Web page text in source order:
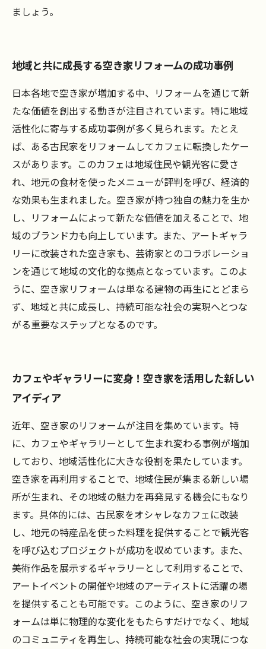
ましょう。
地域と共に成長する空き家リフォームの成功事例
日本各地で空き家が増加する中、リフォームを通じて新
たな価値を創出する動きが注目されています。特に地域
活性化に寄与する成功事例が多く見られます。たとえ
ば、ある古民家をリフォームしてカフェに転換したケー
スがあります。このカフェは地域住民や観光客に愛さ
れ、地元の食材を使ったメニューが評判を呼び、経済的
な効果も生まれました。空き家が持つ独自の魅力を生か
し、リフォームによって新たな価値を加えることで、地
域のブランド力も向上しています。また、アートギャラ
リーに改装された空き家も、芸術家とのコラボレーショ
ンを通じて地域の文化的な拠点となっています。このよ
うに、空き家リフォームは単なる建物の再生にとどまら
ず、地域と共に成長し、持続可能な社会の実現へとつな
がる重要なステップとなるのです。
カフェやギャラリーに変身！空き家を活用した新しい
アイディア
近年、空き家のリフォームが注目を集めています。特
に、カフェやギャラリーとして生まれ変わる事例が増加
しており、地域活性化に大きな役割を果たしています。
空き家を再利用することで、地域住民が集まる新しい場
所が生まれ、その地域の魅力を再発見する機会にもなり
ます。具体的には、古民家をオシャレなカフェに改装
し、地元の特産品を使った料理を提供することで観光客
を呼び込むプロジェクトが成功を収めています。また、
美術作品を展示するギャラリーとして利用することで、
アートイベントの開催や地域のアーティストに活躍の場
を提供することも可能です。このように、空き家のリフ
ォームは単に物理的な変化をもたらすだけでなく、地域
のコミュニティを再生し、持続可能な社会の実現につな